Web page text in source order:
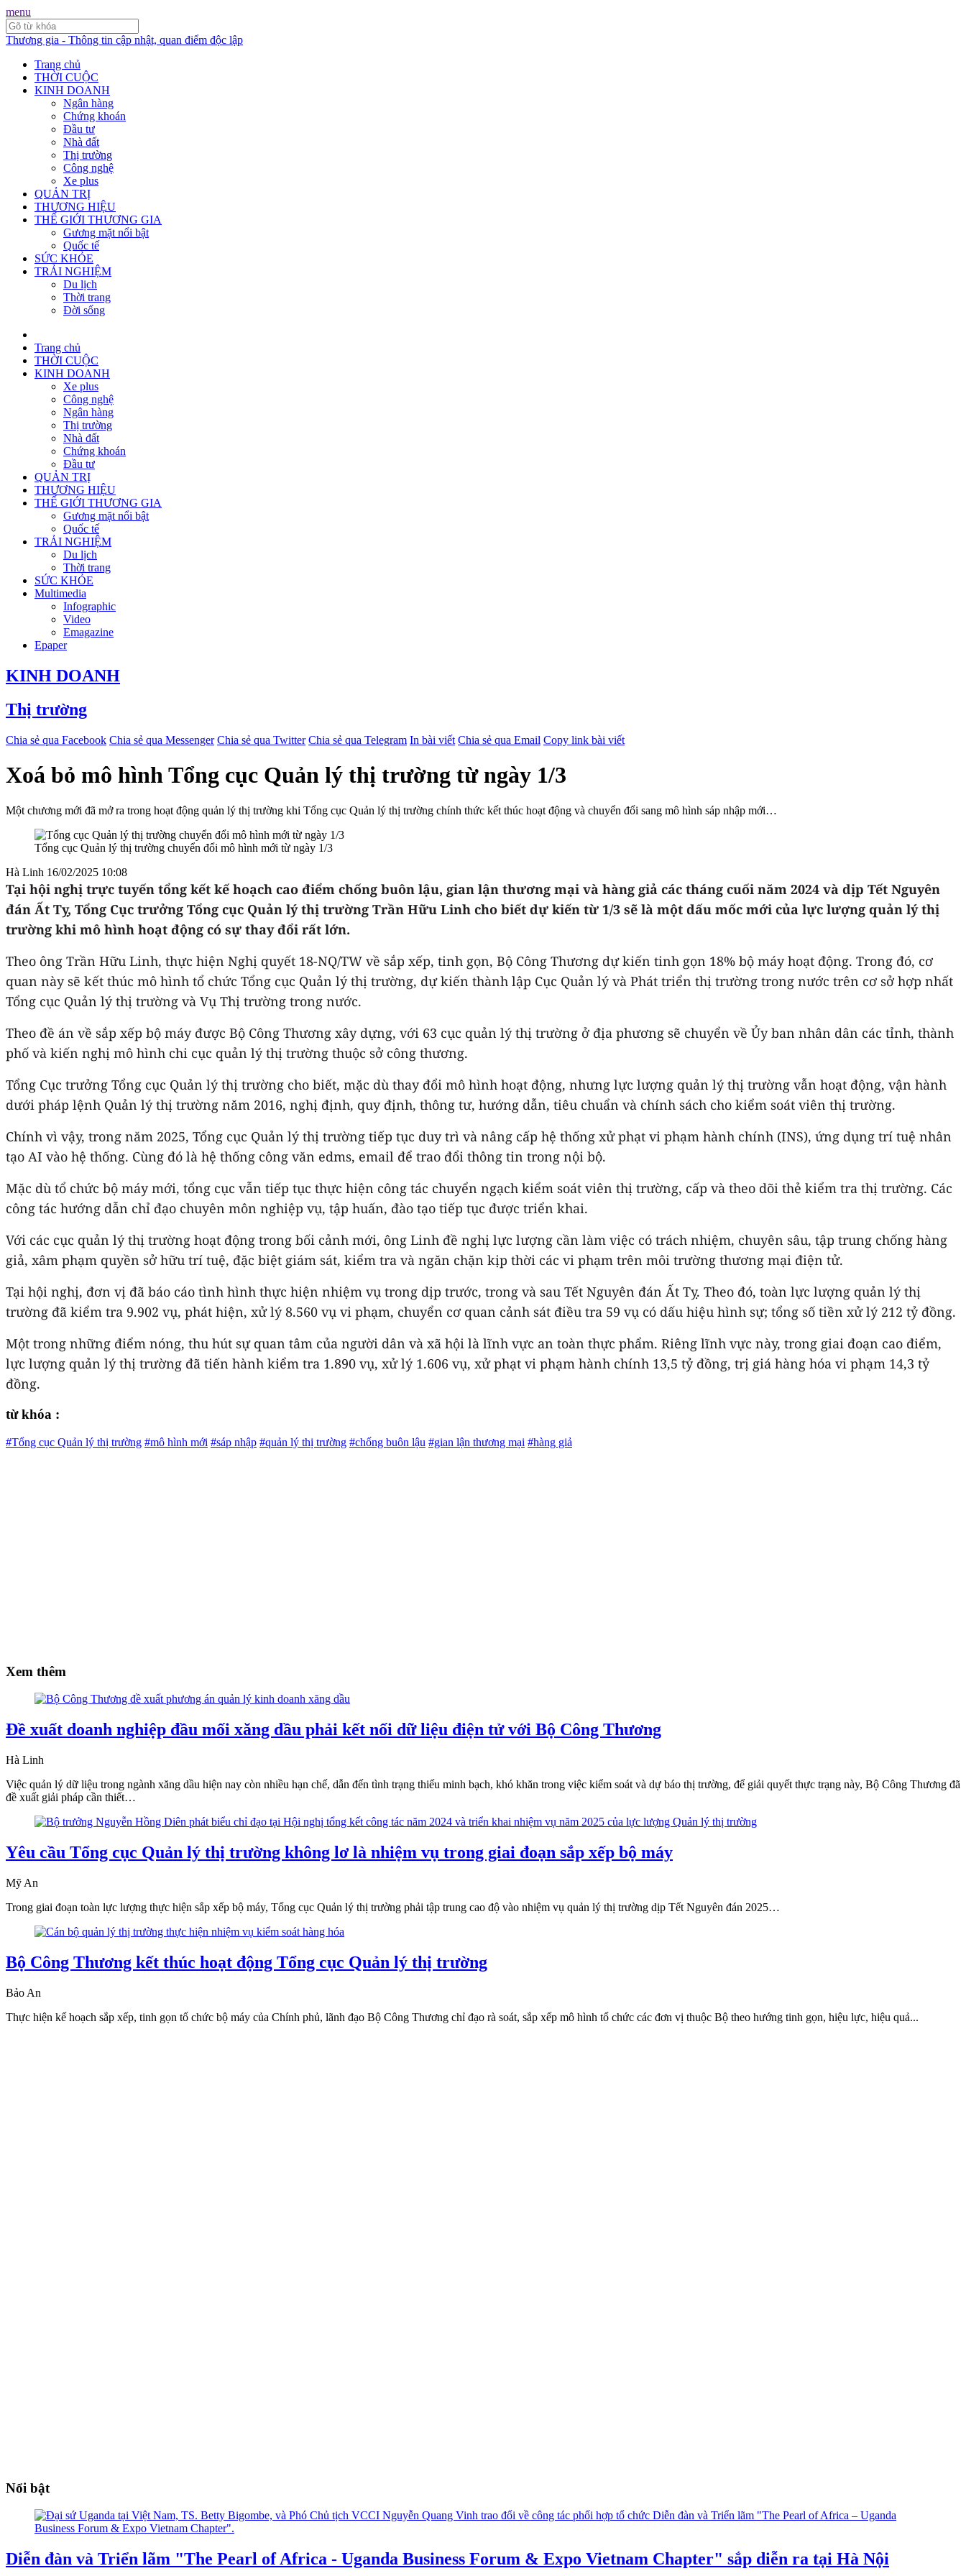
menu
Thương gia - Thông tin cập nhật, quan điểm độc lập
Trang chủ
THỜI CUỘC
KINH DOANH
Ngân hàng
Chứng khoán
Đầu tư
Nhà đất
Thị trường
Công nghệ
Xe plus
QUẢN TRỊ
THƯƠNG HIỆU
THẾ GIỚI THƯƠNG GIA
Gương mặt nổi bật
Quốc tế
SỨC KHỎE
TRẢI NGHIỆM
Du lịch
Thời trang
Đời sống
Trang chủ
THỜI CUỘC
KINH DOANH
Xe plus
Công nghệ
Ngân hàng
Thị trường
Nhà đất
Chứng khoán
Đầu tư
QUẢN TRỊ
THƯƠNG HIỆU
THẾ GIỚI THƯƠNG GIA
Gương mặt nổi bật
Quốc tế
TRẢI NGHIỆM
Du lịch
Thời trang
SỨC KHỎE
Multimedia
Infographic
Video
Emagazine
Epaper
KINH DOANH
Thị trường
Chia sẻ qua Facebook Chia sẻ qua Messenger Chia sẻ qua Twitter Chia sẻ qua Telegram In bài viết Chia sẻ qua Email Copy link bài viết
Xoá bỏ mô hình Tổng cục Quản lý thị trường từ ngày 1/3
Một chương mới đã mở ra trong hoạt động quản lý thị trường khi Tổng cục Quản lý thị trường chính thức kết thúc hoạt động và chuyển đổi sang mô hình sáp nhập mới…
Tổng cục Quản lý thị trường chuyển đổi mô hình mới từ ngày 1/3
Hà Linh 16/02/2025 10:08
Tại hội nghị trực tuyến tổng kết kế hoạch cao điểm chống buôn lậu, gian lận thương mại và hàng giả các tháng cuối năm 2024 và dịp Tết Nguyên
đán Ất Tỵ, Tổng Cục trưởng Tổng cục Quản lý thị trường Trần Hữu Linh cho biết dự kiến từ 1/3 sẽ là một dấu mốc mới của lực lượng quản lý thị
trường khi mô hình hoạt động có sự thay đổi rất lớn.
Theo ông Trần Hữu Linh, thực hiện Nghị quyết 18-NQ/TW về sắp xếp, tinh gọn, Bộ Công Thương dự kiến tinh gọn 18% bộ máy hoạt động. Trong đó, cơ
quan này sẽ kết thúc mô hình tổ chức Tổng cục Quản lý thị trường, dự kiến thành lập Cục Quản lý và Phát triển thị trường trong nước trên cơ sở hợp nhất
Tổng cục Quản lý thị trường và Vụ Thị trường trong nước.
Theo đề án về sắp xếp bộ máy được Bộ Công Thương xây dựng, với 63 cục quản lý thị trường ở địa phương sẽ chuyển về Ủy ban nhân dân các tỉnh, thành
phố và kiến nghị mô hình chi cục quản lý thị trường thuộc sở công thương.
Tổng Cục trưởng Tổng cục Quản lý thị trường cho biết, mặc dù thay đổi mô hình hoạt động, nhưng lực lượng quản lý thị trường vẫn hoạt động, vận hành
dưới pháp lệnh Quản lý thị trường năm 2016, nghị định, quy định, thông tư, hướng dẫn, tiêu chuẩn và chính sách cho kiểm soát viên thị trường.
Chính vì vậy, trong năm 2025, Tổng cục Quản lý thị trường tiếp tục duy trì và nâng cấp hệ thống xử phạt vi phạm hành chính (INS), ứng dụng trí tuệ nhân
tạo AI vào hệ thống. Cùng đó là hệ thống công văn edms, email để trao đổi thông tin trong nội bộ.
Mặc dù tổ chức bộ máy mới, tổng cục vẫn tiếp tục thực hiện công tác chuyển ngạch kiểm soát viên thị trường, cấp và theo dõi thẻ kiểm tra thị trường. Các
công tác hướng dẫn chỉ đạo chuyên môn nghiệp vụ, tập huấn, đào tạo tiếp tục được triển khai.
Với các cục quản lý thị trường hoạt động trong bối cảnh mới, ông Linh đề nghị lực lượng cần làm việc có trách nhiệm, chuyên sâu, tập trung chống hàng
giả, xâm phạm quyền sở hữu trí tuệ, đặc biệt giám sát, kiểm tra và ngăn chặn kịp thời các vi phạm trên môi trường thương mại điện tử.
Tại hội nghị, đơn vị đã báo cáo tình hình thực hiện nhiệm vụ trong dịp trước, trong và sau Tết Nguyên đán Ất Tỵ. Theo đó, toàn lực lượng quản lý thị
trường đã kiểm tra 9.902 vụ, phát hiện, xử lý 8.560 vụ vi phạm, chuyển cơ quan cảnh sát điều tra 59 vụ có dấu hiệu hình sự; tổng số tiền xử lý 212 tỷ đồng.
Một trong những điểm nóng, thu hút sự quan tâm của người dân và xã hội là lĩnh vực an toàn thực phẩm. Riêng lĩnh vực này, trong giai đoạn cao điểm,
lực lượng quản lý thị trường đã tiến hành kiểm tra 1.890 vụ, xử lý 1.606 vụ, xử phạt vi phạm hành chính 13,5 tỷ đồng, trị giá hàng hóa vi phạm 14,3 tỷ
đồng.
từ khóa :
#Tổng cục Quản lý thị trường #mô hình mới #sáp nhập #quản lý thị trường #chống buôn lậu #gian lận thương mại #hàng giả
Xem thêm
Đề xuất doanh nghiệp đầu mối xăng dầu phải kết nối dữ liệu điện tử với Bộ Công Thương
Hà Linh
Việc quản lý dữ liệu trong ngành xăng dầu hiện nay còn nhiều hạn chế, dẫn đến tình trạng thiếu minh bạch, khó khăn trong việc kiểm soát và dự báo thị trường, để giải quyết thực trạng này, Bộ Công Thương đã
đề xuất giải pháp cần thiết…
Yêu cầu Tổng cục Quản lý thị trường không lơ là nhiệm vụ trong giai đoạn sắp xếp bộ máy
Mỹ An
Trong giai đoạn toàn lực lượng thực hiện sắp xếp bộ máy, Tổng cục Quản lý thị trường phải tập trung cao độ vào nhiệm vụ quản lý thị trường dịp Tết Nguyên đán 2025…
Bộ Công Thương kết thúc hoạt động Tổng cục Quản lý thị trường
Bảo An
Thực hiện kế hoạch sắp xếp, tinh gọn tổ chức bộ máy của Chính phủ, lãnh đạo Bộ Công Thương chỉ đạo rà soát, sắp xếp mô hình tổ chức các đơn vị thuộc Bộ theo hướng tinh gọn, hiệu lực, hiệu quả...
Nổi bật
Diễn đàn và Triển lãm "The Pearl of Africa - Uganda Business Forum & Expo Vietnam Chapter" sắp diễn ra tại Hà Nội